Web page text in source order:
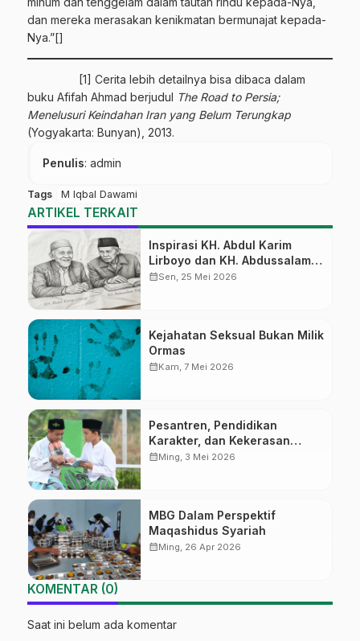
dan mereka merasakan kenikmatan bermunajat kepada-
Nya.”[]
[1] Cerita lebih detailnya bisa dibaca dalam
buku Afifah Ahmad berjudul The Road to Persia;
Menelusuri Keindahan Iran yang Belum Terungkap
(Yogyakarta: Bunyan), 2013.
Penulis: admin
Tags M Iqbal Dawami
ARTIKEL TERKAIT
Inspirasi KH. Abdul Karim
Lirboyo dan KH. Abdussalam
Kajen
calendar_monthSen, 25 Mei 2026
Kejahatan Seksual Bukan Milik
Ormas
calendar_monthKam, 7 Mei 2026
Pesantren, Pendidikan
Karakter, dan Kekerasan
Seksual
calendar_monthMing, 3 Mei 2026
MBG Dalam Perspektif
Maqashidus Syariah
calendar_monthMing, 26 Apr 2026
KOMENTAR (0)
Saat ini belum ada komentar